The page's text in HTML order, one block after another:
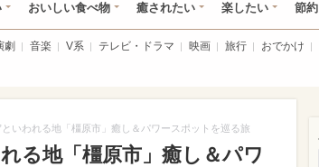
おいしい食べ物 癒されたい 楽したい 節約
劇 音楽 V系 テレビ・ドラマ 映画 旅行 おでかけ
といわれる地「橿原市」癒し＆パワースポットを巡る旅
る地「橿原市」癒し＆パワ